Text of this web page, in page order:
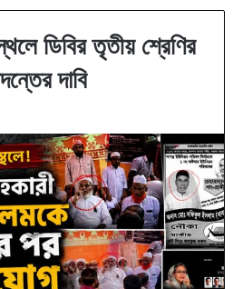
ডিবির তৃতীয় শ্রেণির
দাবি